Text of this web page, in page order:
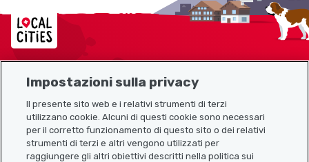
Localcities
Link utili
Impostazioni sulla privacy
Il presente sito web e i relativi strumenti di terzi
utilizzano cookie. Alcuni di questi cookie sono necessari
per il corretto funzionamento di questo sito o dei relativi
strumenti di terzi e altri vengono utilizzati per
raggiungere gli altri obiettivi descritti nella politica sui